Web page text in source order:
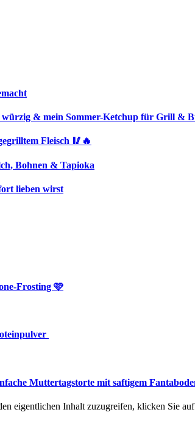
& mein Sommer-Ketchup für Grill &
Fleisch 🥢🔥
Bohnen & Tapioka
lieben wirst
Frosting 🩷
Muttertagstorte mit saftigem
eigentlichen Inhalt zuzugreifen, klicken Sie